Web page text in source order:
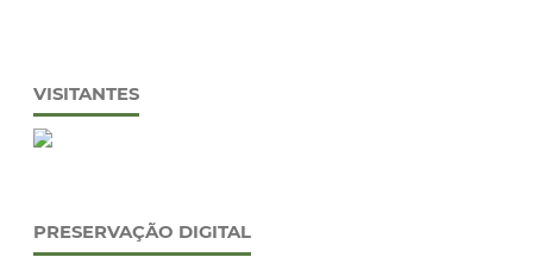
VISITANTES
PRESERVAÇÃO DIGITAL